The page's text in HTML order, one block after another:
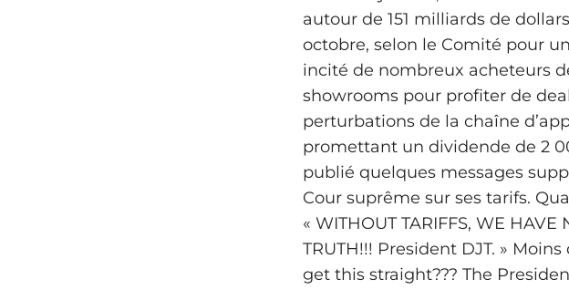
autour de 151 milliards de
octobre, selon le Comité pour
incité de nombreux acheteurs
showrooms pour profiter de
perturbations de la chaîne
promettant un dividende de 2
publié quelques messages
Cour suprême sur ses tarifs.
« WITHOUT TARIFFS, WE
TRUTH!!! President DJT. »
get this straight??? The